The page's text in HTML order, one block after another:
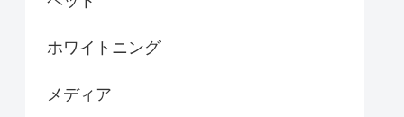
ホワイトニング
メディア